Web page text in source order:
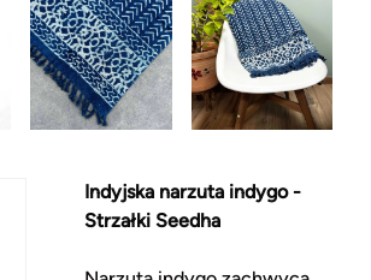
Indyjska narzuta indygo -
Strzałki Seedha